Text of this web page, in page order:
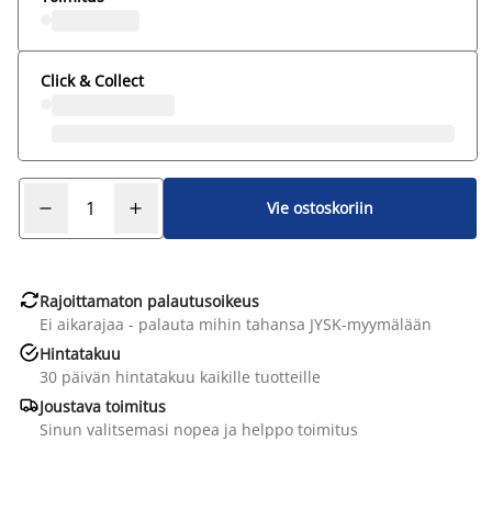
Click & Collect
Vie ostoskoriin
Rajoittamaton palautusoikeus
Ei aikarajaa - palauta mihin tahansa JYSK-myymälään
Hintatakuu
30 päivän hintatakuu kaikille tuotteille
Joustava toimitus
Sinun valitsemasi nopea ja helppo toimitus